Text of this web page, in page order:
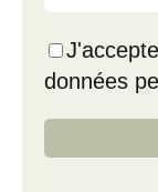
données